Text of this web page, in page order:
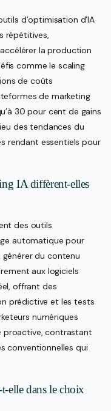
d’optimisation d’IA
répétitives,
la production
comme le scaling
de coûts
de marketing
30 pour cent de gains
des tendances du
rendant essentiels pour
IA diffèrent-elles
des outils
automatique pour
du contenu
aux logiciels
offrant des
prédictive et les tests
numériques
proactive, contrastant
conventionnelles qui
elle dans le choix